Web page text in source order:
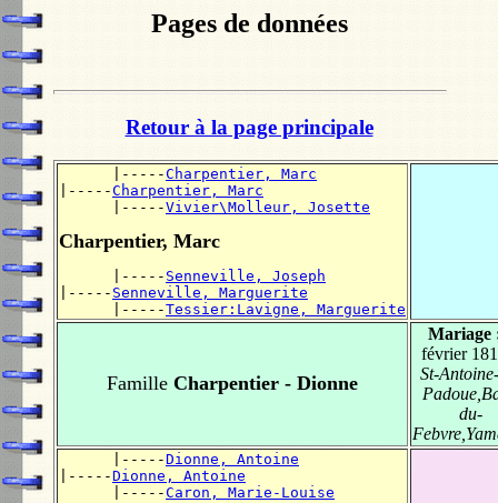
Pages de données
Retour à la page principale
      |-----
Charpentier, Marc
|-----Charpentier, Marc
      |-----
Vivier\Molleur, Josette
Charpentier, Marc
      |-----
Senneville, Joseph
|----- Senneville, Marguerite
      |-----
Tessier:Lavigne, Marguerite
Famille Charpentier - Dionne
Mariage
février
St-
du-
      |-----
Dionne, Antoine
|-----Dionne, Antoine
      |-----
Caron, Marie-Louise